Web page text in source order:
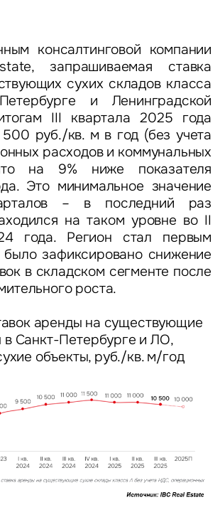
консалтинговой компании
запрашиваемая ставка
сухих складов класса
и Ленинградской
III квартала 2025 года
500 руб./кв. м в год (без учета
расходов и коммунальных
на 9% ниже показателя
Это минимальное значение
– в последний раз
на таком уровне во II
года. Регион стал первым
было зафиксировано снижение
в складском сегменте после
роста.
аренды на существующие
в Санкт-Петербурге и ЛО,
объекты, руб./кв. м/год